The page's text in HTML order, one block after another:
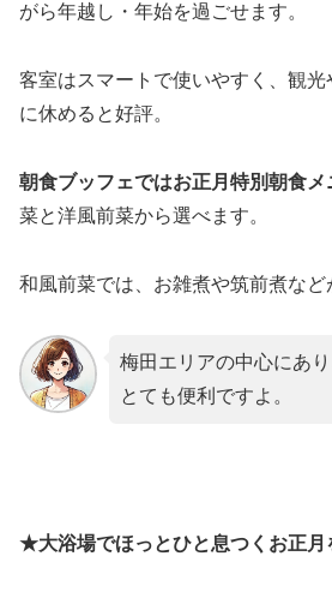
がら年越し・年始を過ごせます。
客室はスマートで使いやすく、観
に休めると好評。
朝食ブッフェではお正月特別朝食メ
菜と洋風前菜から選べます。
和風前菜では、お雑煮や筑前煮など
梅田エリアの中心にあ
とても便利ですよ。
★大浴場でほっとひと息つくお正